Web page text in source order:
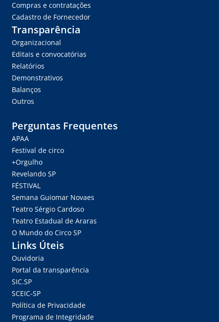
Compras e contratações
Cadastro de Fornecedor
Transparência
Organizacional
Editais e convocatórias
Relatórios
Demonstrativos
Balanços
Outros
Perguntas Frequentes
APAA
Festival de circo
+Orgulho
Revelando SP
FÉSTIVAL
Semana Guiomar Novaes
Teatro Sérgio Cardoso
Teatro Estadual de Araras
O Mundo do Circo SP
Links Úteis
Ouvidoria
Portal da transparência
SIC.SP
SCEIC-SP
Política de Privacidade
Programa de Integridade